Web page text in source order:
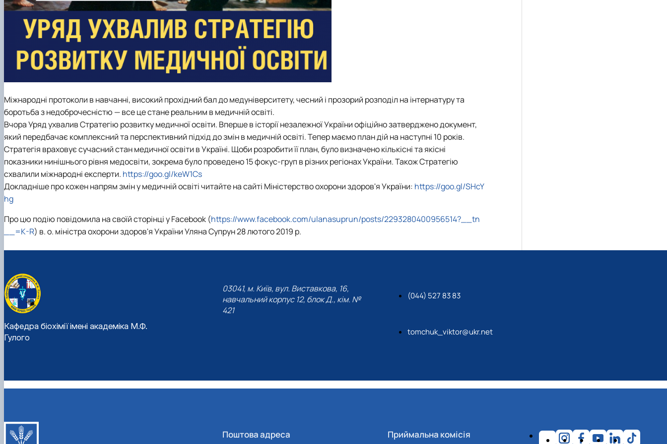
Міжнародні протоколи в навчанні, високий прохідний бал до медуніверситету, чесний і прозорий розподіл на інтернатуру та
боротьба з недоброчесністю — все це стане реальним в медичній освіті.
Вчора Уряд ухвалив Стратегію розвитку медичної освіти. Вперше в історії незалежної України офіційно затверджено документ,
який передбачає комплексний та перспективний підхід до змін в медичній освіті. Тепер маємо план дій на наступні 10 років.
Стратегія враховує сучасний стан медичної освіти в Україні. Щоби розробити її план, було визначено кількісні та якісні
показники нинішнього рівня медосвіти, зокрема було проведено 15 фокус-груп в різних регіонах України. Також Стратегію
схвалили міжнародні експерти. https://goo.gl/keW1Cs
Докладніше про кожен напрям змін у медичній освіті читайте на сайті Міністерство охорони здоров'я України: https://goo.gl/SHcY
hg
Про цю подію повідомила на своїй сторінці у Facebook (https://www.facebook.com/ulanasuprun/posts/2293280400956514?__tn
__=K-R) в. о. міністра охорони здоров'я України Уляна Супрун 28 лютого 2019 р.
Кафедра біохімії імені академіка М.Ф.
Гулого
03041, м. Київ, вул. Виставкова, 16,
навчальний корпус 12, блок Д., кім. №
421
(044) 527 83 83
tomchuk_viktor@ukr.net
Поштова адреса Приймальна комісія